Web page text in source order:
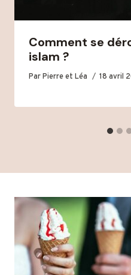
Comment se
islam ?
ParPierre et Léa 18 avril